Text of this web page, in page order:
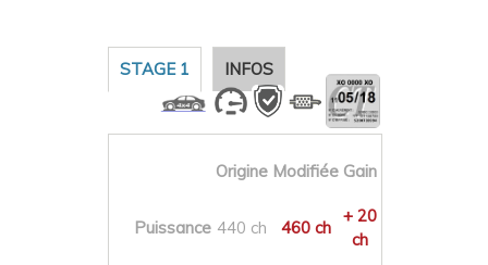
STAGE 1 INFOS
Origine Modifiée Gain
Puissance 440 ch 460 ch
+ 20
ch